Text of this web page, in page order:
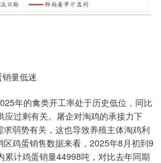
量低迷
年的禽类开工率处于历史低位，同比
应过剩有关。屠企对淘鸡的承接力下
弱势有关，这也导致养殖主体淘鸡利
鸡蛋销售数据来看，2025年8月初到9
累计鸡蛋销量44998吨，对比去年同期